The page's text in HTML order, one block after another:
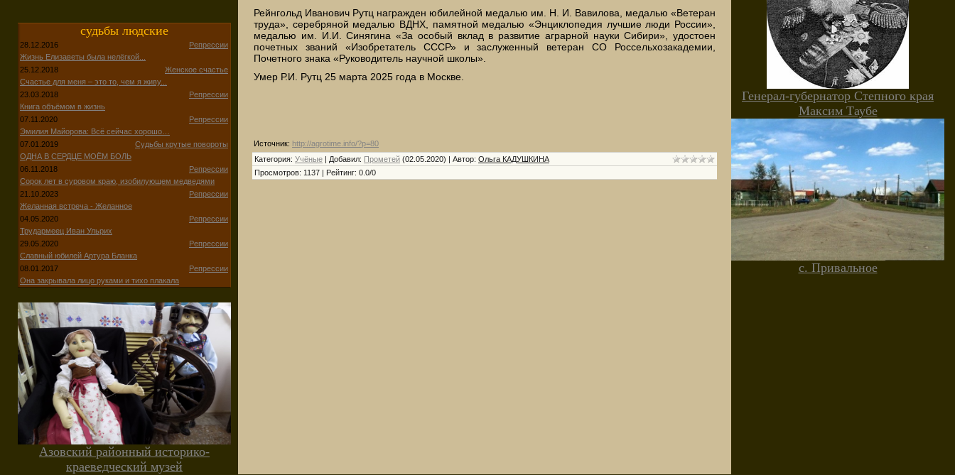
судьбы людские
28.12.2016
Репрессии
Жизнь Елизаветы была нелёгкой...
25.12.2018
Женское счастье
Счастье для меня – это то, чем я живу...
23.03.2018
Репрессии
Книга объёмом в жизнь
07.11.2020
Репрессии
Эмилия Майорова: Всё сейчас хорошо…
07.01.2019
Судьбы крутые повороты
ОДНА В СЕРДЦЕ МОЁМ БОЛЬ
06.11.2018
Репрессии
Сорок лет в суровом краю, изобилующем медведями
21.10.2023
Репрессии
Желанная встреча - Желанное
04.05.2020
Репрессии
Трудармеец Иван Ульрих
29.05.2020
Репрессии
Славный юбилей Артура Бланка
08.01.2017
Репрессии
Она закрывала лицо руками и тихо плакала
Азовский районный историко-
краеведческий музей
Рейнгольд Иванович Рутц награжден юбилейной медалью им. Н. И. Вавилова, медалью «Ветеран
труда», серебряной медалью ВДНХ, памятной медалью «Энциклопедия лучшие люди России»,
медалью им. И.И. Синягина «За особый вклад в развитие аграрной науки Сибири», удостоен
почетных званий «Изобретатель СССР» и заслуженный ветеран СО Россельхозакадемии,
Почетного знака «Руководитель научной школы».
Умер Р.И. Рутц 25 марта 2025 года в Москве.
Источник: http://agrotime.info/?p=80
Категория: Учёные | Добавил: Прометей (02.05.2020) | Автор: Ольга КАДУШКИНА
Просмотров: 1137 | Рейтинг: 0.0/0
Генерал-губернатор Степного края
Максим Таубе
с. Привальное